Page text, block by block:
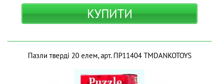
КУПИТИ
Пазли тверді 20 елем, арт. ПР11404 ТМDANKOTOYS